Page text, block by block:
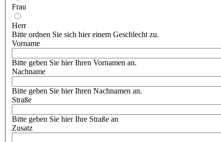
Frau
Herr
Bitte ordnen Sie sich hier einem Geschlecht zu.
Vorname
Bitte geben Sie hier Ihren Vornamen an.
Nachname
Bitte geben Sie hier Ihren Nachnamen an.
Straße
Bitte geben Sie hier Ihre Straße an
Zusatz